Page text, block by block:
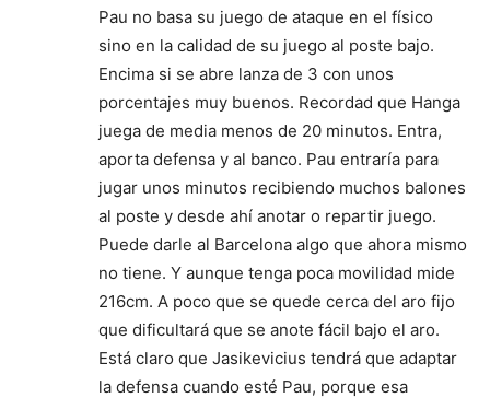
Pau no basa su juego de ataque en el físico
sino en la calidad de su juego al poste bajo.
Encima si se abre lanza de 3 con unos
porcentajes muy buenos. Recordad que Hanga
juega de media menos de 20 minutos. Entra,
aporta defensa y al banco. Pau entraría para
jugar unos minutos recibiendo muchos balones
al poste y desde ahí anotar o repartir juego.
Puede darle al Barcelona algo que ahora mismo
no tiene. Y aunque tenga poca movilidad mide
216cm. A poco que se quede cerca del aro fijo
que dificultará que se anote fácil bajo el aro.
Está claro que Jasikevicius tendrá que adaptar
la defensa cuando esté Pau, porque esa